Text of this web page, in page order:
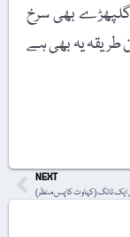
بھی سرخ
طریقہ یہ بھی ہے
NEXT
ٹانگ (کہاوت کا پس منظر)